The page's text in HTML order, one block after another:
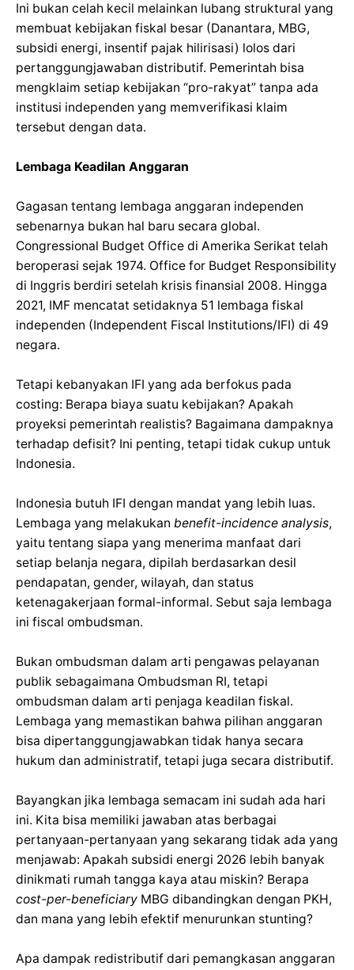
Ini bukan celah kecil melainkan lubang struktural yang
membuat kebijakan fiskal besar (Danantara, MBG,
subsidi energi, insentif pajak hilirisasi) lolos dari
pertanggungjawaban distributif. Pemerintah bisa
mengklaim setiap kebijakan “pro-rakyat” tanpa ada
institusi independen yang memverifikasi klaim
tersebut dengan data.
Lembaga Keadilan Anggaran
Gagasan tentang lembaga anggaran independen
sebenarnya bukan hal baru secara global.
Congressional Budget Office di Amerika Serikat telah
beroperasi sejak 1974. Office for Budget Responsibility
di Inggris berdiri setelah krisis finansial 2008. Hingga
2021, IMF mencatat setidaknya 51 lembaga fiskal
independen (Independent Fiscal Institutions/IFI) di 49
negara.
Tetapi kebanyakan IFI yang ada berfokus pada
costing: Berapa biaya suatu kebijakan? Apakah
proyeksi pemerintah realistis? Bagaimana dampaknya
terhadap defisit? Ini penting, tetapi tidak cukup untuk
Indonesia.
Indonesia butuh IFI dengan mandat yang lebih luas.
Lembaga yang melakukan benefit-incidence analysis,
yaitu tentang siapa yang menerima manfaat dari
setiap belanja negara, dipilah berdasarkan desil
pendapatan, gender, wilayah, dan status
ketenagakerjaan formal-informal. Sebut saja lembaga
ini fiscal ombudsman.
Bukan ombudsman dalam arti pengawas pelayanan
publik sebagaimana Ombudsman RI, tetapi
ombudsman dalam arti penjaga keadilan fiskal.
Lembaga yang memastikan bahwa pilihan anggaran
bisa dipertanggungjawabkan tidak hanya secara
hukum dan administratif, tetapi juga secara distributif.
Bayangkan jika lembaga semacam ini sudah ada hari
ini. Kita bisa memiliki jawaban atas berbagai
pertanyaan-pertanyaan yang sekarang tidak ada yang
menjawab: Apakah subsidi energi 2026 lebih banyak
dinikmati rumah tangga kaya atau miskin? Berapa
cost-per-beneficiary MBG dibandingkan dengan PKH,
dan mana yang lebih efektif menurunkan stunting?
Apa dampak redistributif dari pemangkasan anggaran